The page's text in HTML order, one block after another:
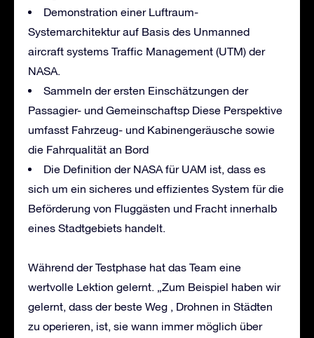
Demonstration einer Luftraum-
Systemarchitektur auf Basis des Unmanned
aircraft systems Traffic Management (UTM) der
NASA.
Sammeln der ersten Einschätzungen der
Passagier- und Gemeinschaftsp Diese Perspektive
umfasst Fahrzeug- und Kabinengeräusche sowie
die Fahrqualität an Bord
Die Definition der NASA für UAM ist, dass es
sich um ein sicheres und effizientes System für die
Beförderung von Fluggästen und Fracht innerhalb
eines Stadtgebiets handelt.
Während der Testphase hat das Team eine
wertvolle Lektion gelernt. „Zum Beispiel haben wir
gelernt, dass der beste Weg , Drohnen in Städten
zu operieren, ist, sie wann immer möglich über